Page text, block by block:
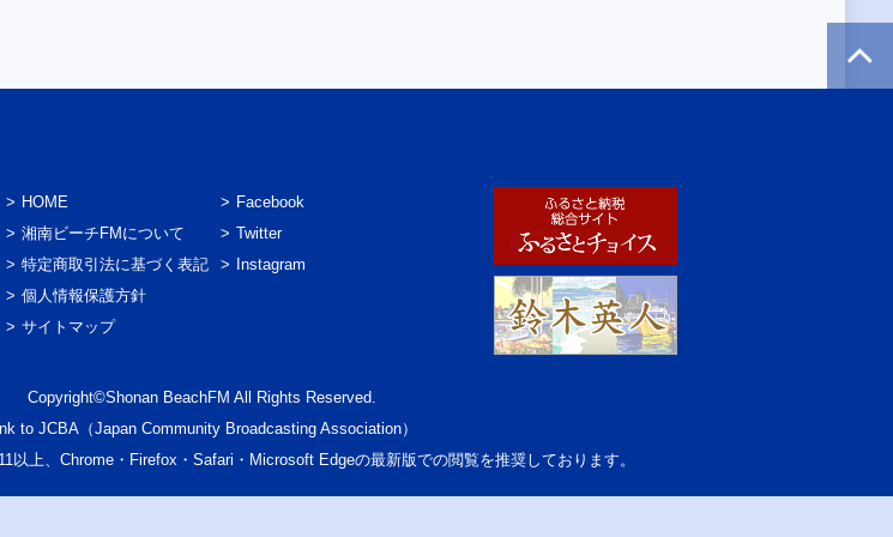
HOME
湘南ビーチFMについて
特定商取引法に基づく表記
個人情報保護方針
サイトマップ
Facebook
Twitter
Instagram
Copyright©Shonan BeachFM All Rights Reserved.
to JCBA（Japan Community Broadcasting Association）
以上、Chrome・Firefox・Safari・Microsoft Edgeの最新版での閲覧を推奨しております。